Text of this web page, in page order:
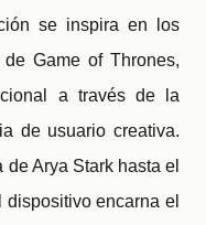
se inspira en los
Game of Thrones,
a través de la
de usuario creativa.
Arya Stark hasta el
dispositivo encarna el